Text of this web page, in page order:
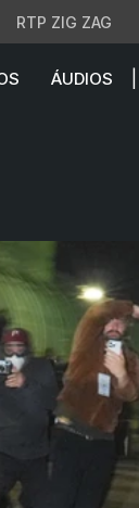
RTP ZIG ZAG
ÁUDIOS